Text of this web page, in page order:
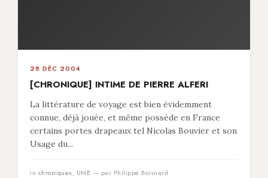
28 DÉC 2004
[CHRONIQUE] INTIME DE PIERRE ALFERI
La littérature de voyage est bien évidemment
connue, déjà jouée, et même possède en France
certains portes drapeaux tel Nicolas Bouvier et son
Usage du...
in chroniques, UNE — par Philippe Boisnard